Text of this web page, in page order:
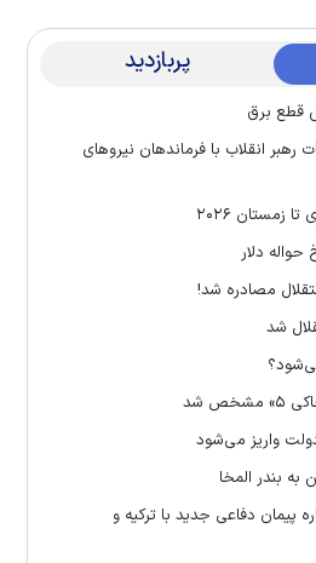
پربازدید
قطع برق
انقلاب با فرماندهان نیرو‌های
دلار
مصادره شد!
شد
واریز می‌شود
بندر المخا
پیمان دفاعی جدید با ترکیه و